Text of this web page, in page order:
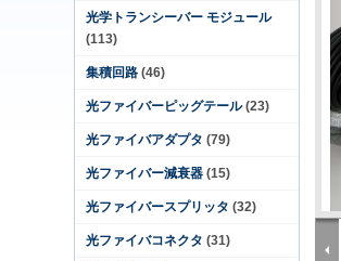
光学トランシーバー モジュール
(113)
集積回路 (46)
光ファイバーピッグテール (23)
光ファイバアダプタ (79)
光ファイバー減衰器 (15)
光ファイバースプリッタ (32)
光ファイバコネクタ (31)